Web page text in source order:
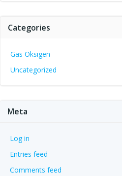
Categories
Gas Oksigen
Uncategorized
Meta
Log in
Entries feed
Comments feed